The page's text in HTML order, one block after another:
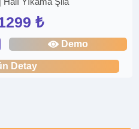
₺
Demo
Detay